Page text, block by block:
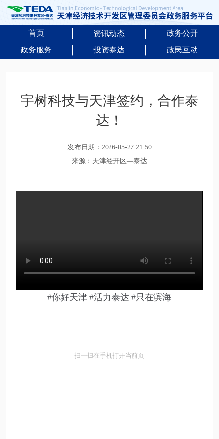
首页 资讯动态
政务公开
政务服务
投资泰达 政民互动
宇树科技与天津签约，合作泰
达！
发布日期：2026-05-27 21:50
来源：天津经开区—泰达
#你好天津 #活力泰达 #只在滨海
扫一扫在手机打开当前页